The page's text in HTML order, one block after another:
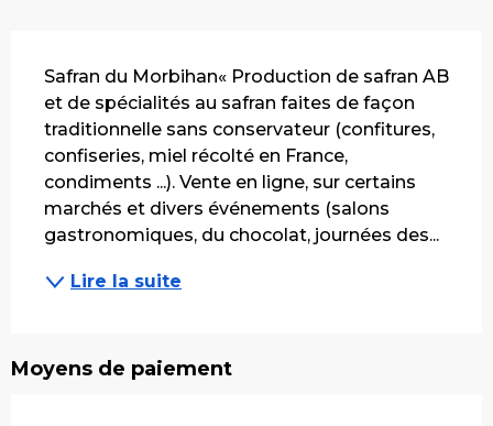
Safran du Morbihan« Production de safran AB
et de spécialités au safran faites de façon
traditionnelle sans conservateur (confitures,
confiseries, miel récolté en France,
condiments ...). Vente en ligne, sur certains
marchés et divers événements (salons
gastronomiques, du chocolat, journées des...
Lire la suite
Moyens de paiement